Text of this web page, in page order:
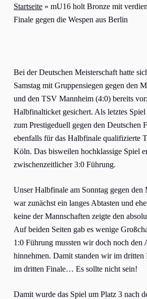
Startseite» mU16 holt Bronze mit
Finale gegen die Wespen aus Berlin
Bei der Deutschen Meisterschaft hatte
Samstag mit Gruppensiegen gegen den
und den TSV Mannheim (4:0) bereits
Halbfinalticket gesichert. Als letztes Spiel
zum Prestigeduell gegen den Deutschen
ebenfalls für das Halbfinale qualifizierte
Köln. Das bisweilen hochklassige Spiel
zwischenzeitlicher 3:0 Führung.
Unser Halbfinale am Sonntag gegen den
war zunächst ein langes Abtasten und
keine der Mannschaften zeigte den
Auf beiden Seiten gab es wenige
1:0 Führung mussten wir doch noch den
hinnehmen. Damit standen wir im dritten
im dritten Finale… Es sollte nicht sein!
Damit wurde das Spiel um Platz 3 nach